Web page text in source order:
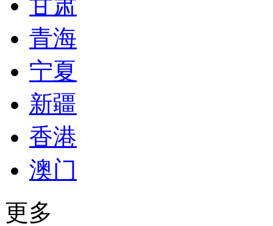
青海
宁夏
新疆
香港
澳门
更多